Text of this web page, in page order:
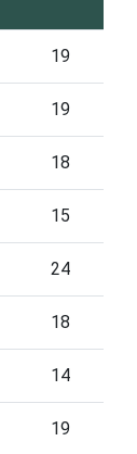
19
19
18
15
24
18
14
19